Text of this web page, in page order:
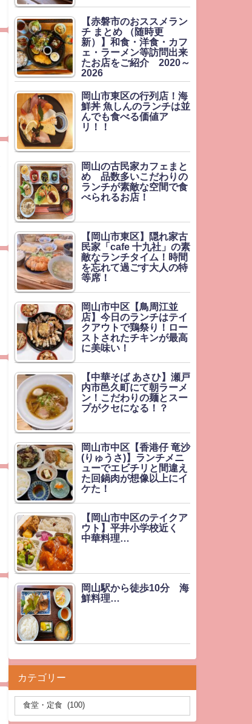
【赤磐市のおススメラン
チ まとめ （随時更
新）】和食・洋食・カフ
ェ・ラーメン等訪問出来
たお店をご紹介 2020～
2026
岡山市東区の行列店！海
鮮丼 魚しんのランチは並
んでも食べる価値ア
リ！！
岡山の古民家カフェまと
め 品数多いこだわりの
ランチが素敵な空間で食
べられるお店！
【岡山市東区】隠れ家古
民家「cafe 十九社」の素
敵なランチタイム！時間
を忘れて過ごす大人の特
等席！
岡山市中区【鳥周江並
店】今日のランチはテイ
クアウトで鶏祭り！ロー
ストされたチキンが最高
に美味い！
【中華そば あさひ】瀬戸
内市邑久町にて朝ラーメ
ン！こだわりの麺とスー
プがクセになる！？
岡山市中区【香港仔 竜沙
(りゅうさ)】ランチメニ
ューでエビチリと間違え
た回鍋肉が想像以上にイ
ケた！
【岡山市中区のテイクア
ウト】平井小学校近く
中華料理…
岡山駅から徒歩10分 海
鮮料理…
カテゴリー